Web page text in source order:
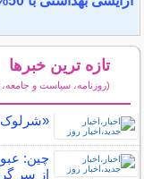
تازه ترین خبرها
(روزنامه، سیاست و
«شرلوک
چین:
از سر